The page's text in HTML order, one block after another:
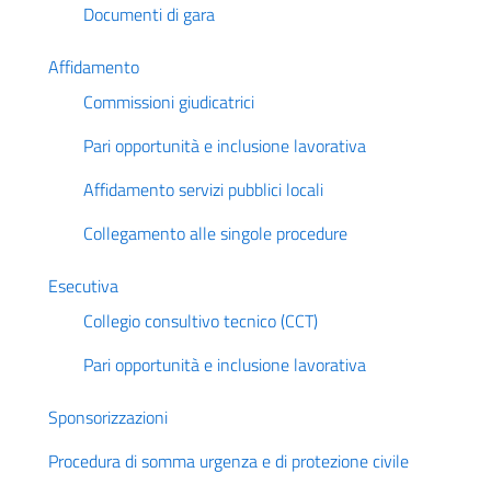
Documenti di gara
Affidamento
Commissioni giudicatrici
Pari opportunità e inclusione lavorativa
Affidamento servizi pubblici locali
Collegamento alle singole procedure
Esecutiva
Collegio consultivo tecnico (CCT)
Pari opportunità e inclusione lavorativa
Sponsorizzazioni
Procedura di somma urgenza e di protezione civile